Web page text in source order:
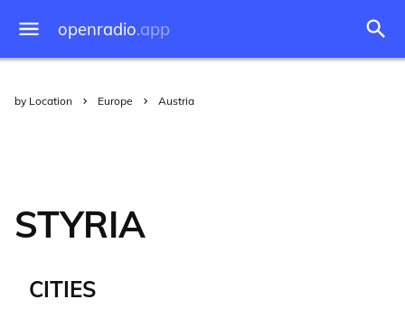
openradio.app
by Location Europe Austria
STYRIA
CITIES